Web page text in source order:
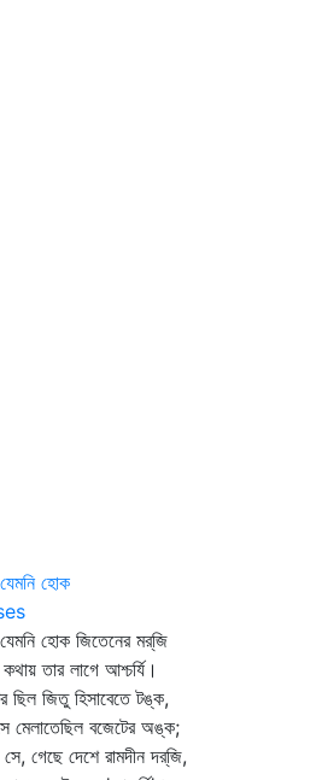
হোক
হোক জিতেনের মর্‌জি
তার লাগে আশ্চর্যি।
ছিল জিতু হিসাবেতে টঙ্ক,
মেলাতেছিল বজেটের অঙ্ক;
গেছে দেশে রামদীন দর্‌জি,